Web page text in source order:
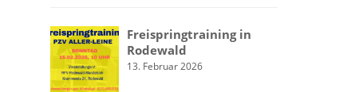
Freispringtraining in
Rodewald
13. Februar 2026